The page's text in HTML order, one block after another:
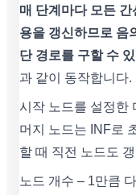
매 단계마다 모든 간
용을 갱신하므로 음
단 경로를 구할 수
과 같이 동작합니다.
시작 노드를 설정한
머지 노드는 INF로
할 때 직전 노드도
노드 개수 – 1만큼